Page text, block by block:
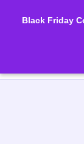
Black Friday
para